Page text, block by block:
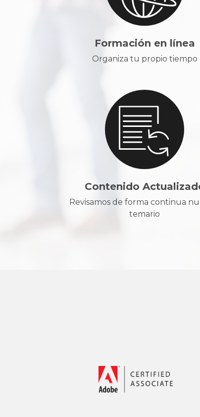
Formación en línea
Organiza tu propio tiempo
Contenido
Revisamos de forma continua
temario